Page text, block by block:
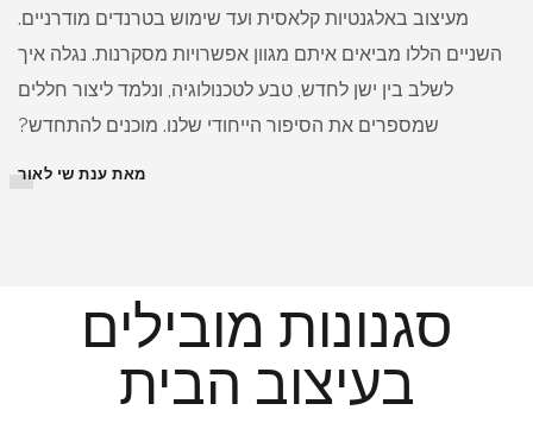
מעיצוב באלגנטיות קלאסית ועד שימוש בטרנדים מודרניים.
השניים הללו מביאים איתם מגוון אפשרויות מסקרנות. נגלה איך
לשלב בין ישן לחדש, טבע לטכנולוגיה, ונלמד ליצור חללים
שמספרים את הסיפור הייחודי שלנו. מוכנים להתחדש?
מאת ענת שי לאור
סגנונות מובילים
בעיצוב הבית